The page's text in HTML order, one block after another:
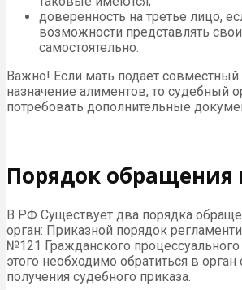
доверенность на третье лицо,
возможности представлять
самостоятельно.
Важно! Если мать подает совместный
назначение алиментов, то судебный
потребовать дополнительные
Порядок обращения
В РФ Существует два порядка
орган: Приказной порядок
№121 Гражданского процессуального
этого необходимо обратиться в
получения судебного приказа.